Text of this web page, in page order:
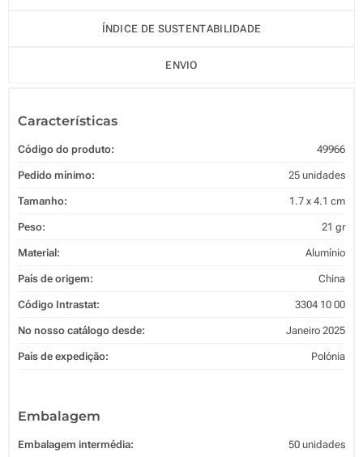
ÍNDICE DE SUSTENTABILIDADE
ENVIO
Características
Código do produto: 49966
Pedido mínimo: 25 unidades
Tamanho: 1.7 x 4.1 cm
Peso: 21 gr
Material: Alumínio
País de origem: China
Código Intrastat: 3304 10 00
No nosso catálogo desde: Janeiro 2025
País de expedição: Polónia
Embalagem
Embalagem intermédia: 50 unidades